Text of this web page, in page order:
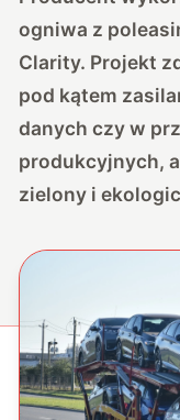
ogniwa z
Clarity. Projekt
pod kątem
danych czy w
produkcyjnych,
zielony i